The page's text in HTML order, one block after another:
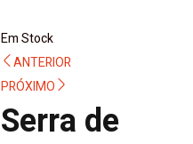
Em Stock
Navegação
de
ANTERIOR
PRÓXIMO
Serra de